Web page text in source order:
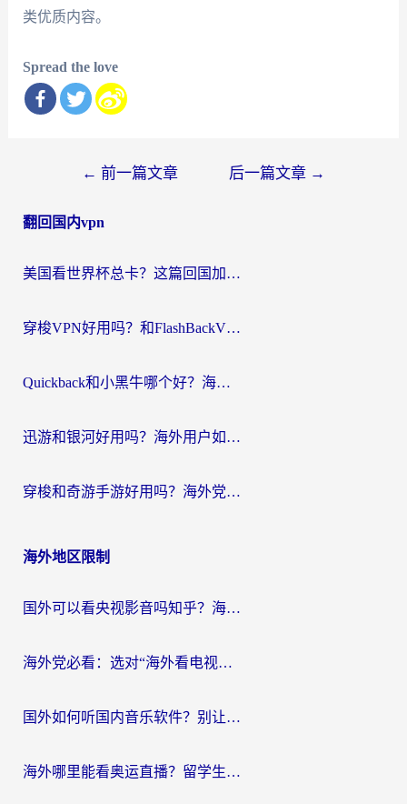
类优质内容。
Spread the love
导
← 前一篇文章 后一篇文章 →
翻回国内vpn
美国看世界杯总卡？这篇回国加速器指南帮你无缝刷国内资源（附苹果手机VPN设置步骤）
穿梭VPN好用吗？和FlashBackVPN对比哪个回国效果更好？
Quickback和小黑牛哪个好？海外党亲测指南，选对回国加速器秒回国内
迅游和银河好用吗？海外用户如何选择回国加速器实现无缝访问国内资源
穿梭和奇游手游好用吗？海外党亲测3款回国加速器，附蜜蜂加速器七天试用攻略
海外地区限制
国外可以看央视影音吗知乎？海外党亲测有效的回国加速方案
海外党必看：选对“海外看电视剧软件”，再也不用愁国内剧刷不了
国外如何听国内音乐软件？别让地域限制，断了你的中文歌单
海外哪里能看奥运直播？留学生&海外华人必看的体育赛事观赛终极指南